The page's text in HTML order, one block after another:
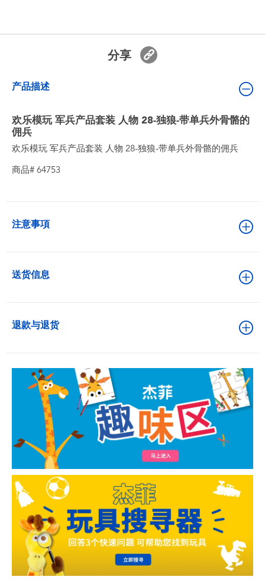
电池
新登场
分享
产品描述
欢乐模玩 军兵产品套装 人物 28-独狼-带单兵外骨骼的
佣兵
欢乐模玩 军兵产品套装 人物 28-独狼-带单兵外骨骼的佣兵
商品# 64753
注意事項
送货信息
退款与退货